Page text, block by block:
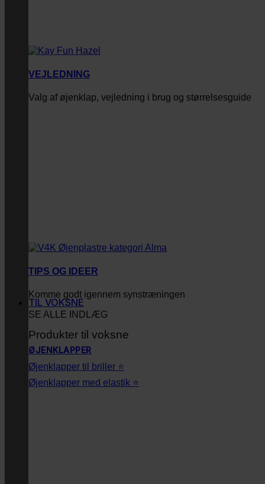
VEJLEDNING
Valg af øjenklap, vejledning i brug og størrelsesguide
TIPS OG IDEER
Komme godt igennem synstræningen
SE ALLE INDLÆG
TIL VOKSNE
Produkter til voksne
ØJENKLAPPER
Øjenklapper til briller ⭐
Øjenklapper med elastik ⭐